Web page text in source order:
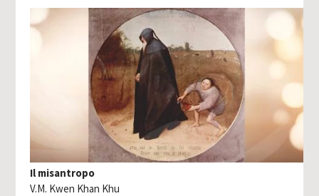
Il misantropo
V.M. Kwen Khan Khu